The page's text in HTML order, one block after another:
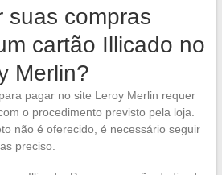
suas compras
cartão Illicado no
Merlin?
pagar no site Leroy Merlin requer
o procedimento previsto pela loja.
não é oferecido, é necessário seguir
preciso.